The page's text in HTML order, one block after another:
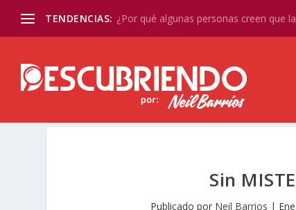
TENDENCIAS: ¿Por qué algunas personas creen que
Sin
Publicado por Neil Barrios |